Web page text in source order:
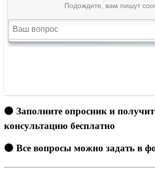
🟠 Заполните опросник и
консультацию бесплатно
🟠 Все вопросы можно задать в